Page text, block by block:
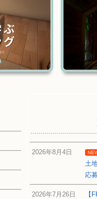
2026年8月4日
土
応
2026年7月26日
【